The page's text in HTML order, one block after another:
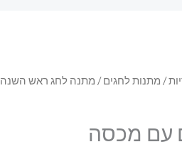
/ מתנות לחגים/ מתנה לחג ראש השנה
עם מכסה